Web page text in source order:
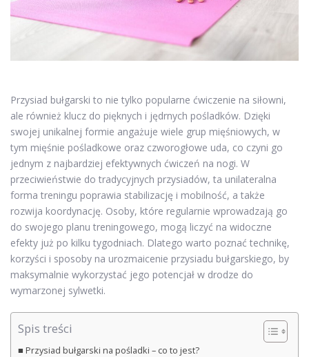
Przysiad bułgarski to nie tylko popularne ćwiczenie na siłowni,
ale również klucz do pięknych i jędrnych pośladków. Dzięki
swojej unikalnej formie angażuje wiele grup mięśniowych, w
tym mięśnie pośladkowe oraz czworogłowe uda, co czyni go
jednym z najbardziej efektywnych ćwiczeń na nogi. W
przeciwieństwie do tradycyjnych przysiadów, ta unilateralna
forma treningu poprawia stabilizację i mobilność, a także
rozwija koordynację. Osoby, które regularnie wprowadzają go
do swojego planu treningowego, mogą liczyć na widoczne
efekty już po kilku tygodniach. Dlatego warto poznać technikę,
korzyści i sposoby na urozmaicenie przysiadu bułgarskiego, by
maksymalnie wykorzystać jego potencjał w drodze do
wymarzonej sylwetki.
Spis treści
Przysiad bułgarski na pośladki – co to jest?